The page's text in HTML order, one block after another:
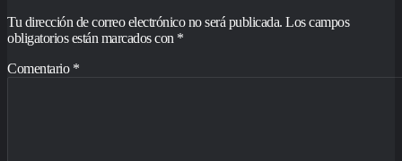
Tu dirección de correo electrónico no será publicada. Los campos
obligatorios están marcados con *
Comentario *